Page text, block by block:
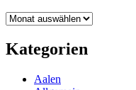
Archiv
Kategorien
Aalen